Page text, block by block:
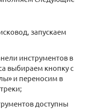
запускаем
инструментов в
выбираем кнопку с
и переносим в
доступны